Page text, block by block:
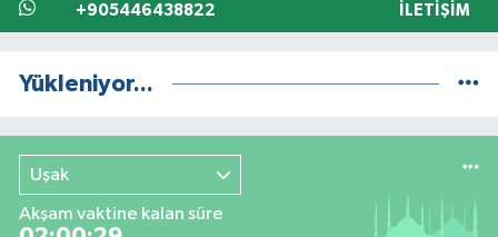
+905446438822 İLETIŞIM
Yükleniyor...
Uşak
Akşam vaktine kalan süre